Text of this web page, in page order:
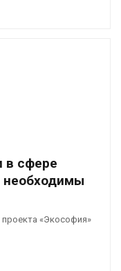
в сфере
необходимы
«Экософия»